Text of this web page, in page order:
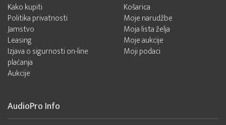
Kako kupiti
Politika privatnosti
Jamstvo
Leasing
Izjava o sigurnosti on-line
plaćanja
Aukcije
Košarica
Moje narudžbe
Moja lista želja
Moje aukcije
Moji podaci
AudioPro Info